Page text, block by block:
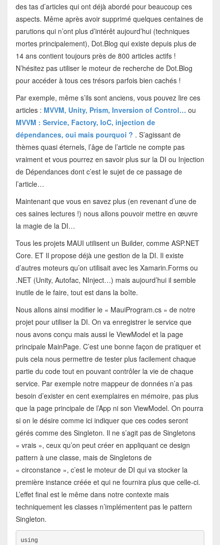
des tas d’articles qui ont déjà abordé pour beaucoup ces
aspects. Même après avoir supprimé quelques centaines de
parutions qui n’ont plus d’intérêt aujourd’hui (techniques
mortes principalement), Dot.Blog qui existe depuis plus de
14 ans contient toujours près de 800 articles actifs !
N’hésitez pas utiliser le moteur de recherche de Dot.Blog
pour accéder à tous ces trésors parfois bien cachés !
Par exemple, même s’ils sont anciens, vous pouvez lire ces
articles : MVVM, Unity, Prism, Inversion of Control… ou
MVVM : Service, Factory, IoC, injection de
dépendances, oui mais pourquoi ? . S’agissant de
thèmes quasi éternels, l’âge de l’article ne compte pas
vraiment et vous pourrez en savoir plus sur la DI ou Injection
de Dépendances dont c’est le sujet de ce passage de
l’article…
Maintenant que vous en savez plus (en revenant d’une de
ces saines lectures !) nous allons pouvoir mettre en œuvre
la magie de la DI…
Tous les projets MAUI utilisent un Builder, comme ASP.NET
Core. ET Il propose déjà une gestion de la DI. Il existe
d’autres moteurs qu’on utilisait avec les Xamarin.Forms ou
.NET (Unity, Autofac, NInject…) mais aujourd’hui il semble
inutile de le faire, tout est dans la boîte.
Nous allons ainsi modifier le « MauiProgram.cs » de notre
projet pour utiliser la DI. On va enregistrer le service que
nous avons conçu mais aussi le ViewModel et la page
principale MainPage. C’est une bonne façon de pratiquer et
puis cela nous permettre de tester plus facilement chaque
partie du code tout en pouvant contrôler la vie de chaque
service. Par exemple notre mappeur de données n’a pas
besoin d’exister en cent exemplaires en mémoire, pas plus
que la page principale de l’App ni son ViewModel. On pourra
si on le désire comme ici indiquer que ces codes seront
gérés comme des Singleton. Il ne s’agit pas de Singletons
« vrais », ceux qu’on peut créer en appliquant ce design
pattern à une classe, mais de Singletons de
« circonstance », c’est le moteur de DI qui va stocker la
première instance créée et qui ne fournira plus que celle-ci.
L’effet final est le même dans notre contexte mais
techniquement les classes n’implémentent pas le pattern
Singleton.
using